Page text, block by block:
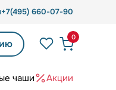
+7(495) 660-07-90
0
чаши Акции